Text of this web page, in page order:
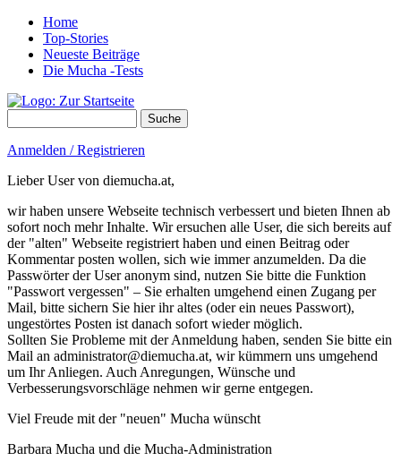
Home
Top-Stories
Neueste Beiträge
Die Mucha -Tests
Anmelden / Registrieren
Lieber User von diemucha.at,
wir haben unsere Webseite technisch verbessert und bieten Ihnen ab
sofort noch mehr Inhalte. Wir ersuchen alle User, die sich bereits auf
der "alten" Webseite registriert haben und einen Beitrag oder
Kommentar posten wollen, sich wie immer anzumelden. Da die
Passwörter der User anonym sind, nutzen Sie bitte die Funktion
"Passwort vergessen" – Sie erhalten umgehend einen Zugang per
Mail, bitte sichern Sie hier ihr altes (oder ein neues Passwort),
ungestörtes Posten ist danach sofort wieder möglich.
Sollten Sie Probleme mit der Anmeldung haben, senden Sie bitte ein
Mail an administrator@diemucha.at, wir kümmern uns umgehend
um Ihr Anliegen. Auch Anregungen, Wünsche und
Verbesserungsvorschläge nehmen wir gerne entgegen.
Viel Freude mit der "neuen" Mucha wünscht
Barbara Mucha und die Mucha-Administration